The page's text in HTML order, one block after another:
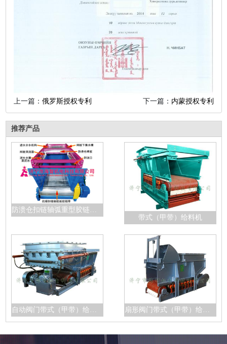
上一篇： 俄罗斯授权专利 下一篇： 内蒙授权专利
推荐产品
带式（甲带）给料机